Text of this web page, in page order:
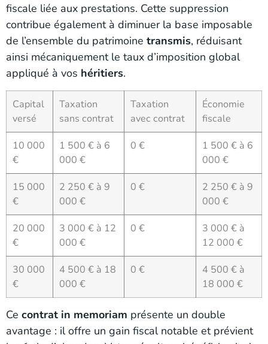
fiscale liée aux prestations. Cette suppression
contribue également à diminuer la base imposable
de l’ensemble du patrimoine transmis, réduisant
ainsi mécaniquement le taux d’imposition global
appliqué à vos héritiers.
Capital
versé
Taxation
sans contrat
Taxation
avec contrat
Économie
fiscale
10 000
€
1 500 € à 6
000 €
0 €
1 500 € à 6
000 €
15 000
€
2 250 € à 9
000 €
0 €
2 250 € à 9
000 €
20 000
€
3 000 € à 12
000 €
0 €
3 000 € à
12 000 €
30 000
€
4 500 € à 18
000 €
0 €
4 500 € à
18 000 €
Ce contrat in memoriam présente un double
avantage : il offre un gain fiscal notable et prévient